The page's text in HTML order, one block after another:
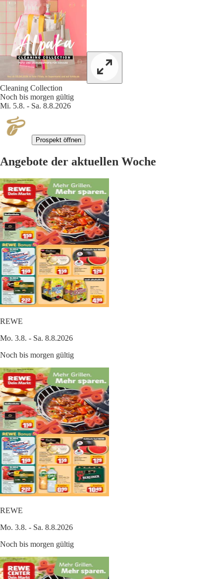
Cleaning Collection
Noch bis morgen gültig
Mi. 5.8. - Sa. 8.8.2026
Prospekt öffnen
Angebote der aktuellen Woche
REWE
Mo. 3.8. - Sa. 8.8.2026
Noch bis morgen gültig
REWE
Mo. 3.8. - Sa. 8.8.2026
Noch bis morgen gültig